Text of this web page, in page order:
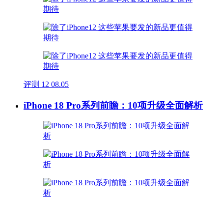
评测 12 08.05
iPhone 18 Pro系列前瞻：10项升级全面解析